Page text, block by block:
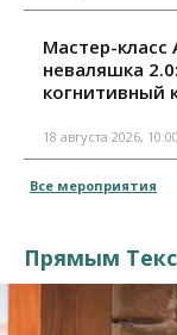
Мастер-класс
неваляшка
когнитивный
18 августа 2026, 10:00
Все мероприятия
Прямым